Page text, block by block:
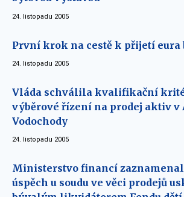
24. listopadu 2005
První krok na cestě k přijetí eura
24. listopadu 2005
Vláda schválila kvalifikační
výběrové řízení na prodej aktiv v
Vodochody
24. listopadu 2005
Ministerstvo financí
úspěch u soudu ve věci prodejů